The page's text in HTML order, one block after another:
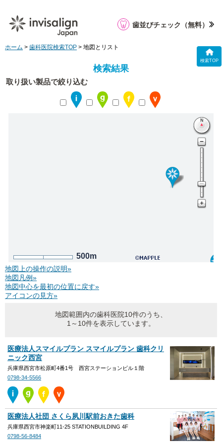
検索TOP
歯並びチェック （無料）
ホーム > 歯科医院検索TOP > 地図とリスト
検索結果
取り扱い製品で絞り込む
500m
地図上の操作の説明»
地図凡例»
地図中心を最初の位置に戻す»
アイコンの見方»
地図範囲内の歯科医院10件のうち、
1～10件を表示しています。
医療法人スマイルプラン スマイルプラン 歯科クリ
ニック西宮
兵庫県西宮市松原町4番1号 西宮ステーションビル１階
0798-34-5566
医療法人社団 さくら夙川駅前おきた歯科
兵庫県西宮市神楽町11-25 STATIONBUILDING 4F
0798-56-8484